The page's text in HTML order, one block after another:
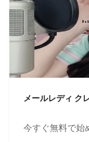
メールレディ ク
今すぐ無料で始